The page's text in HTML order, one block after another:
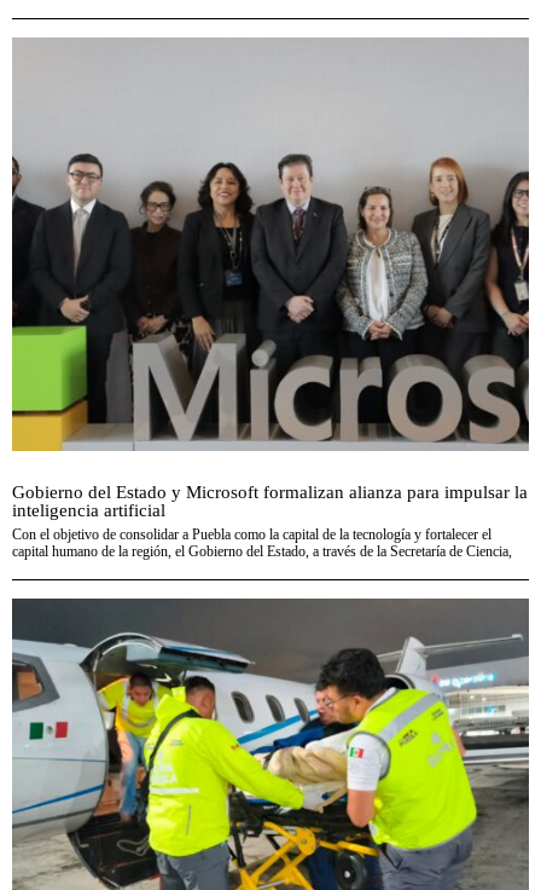
Gobierno del Estado y Microsoft formalizan alianza para impulsar la
inteligencia artificial
Con el objetivo de consolidar a Puebla como la capital de la tecnología y fortalecer el
capital humano de la región, el Gobierno del Estado, a través de la Secretaría de Ciencia,